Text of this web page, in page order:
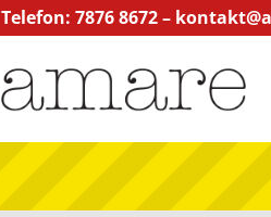
Telefon: 7876 8672 –